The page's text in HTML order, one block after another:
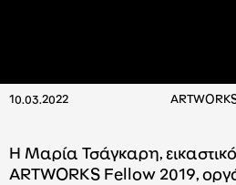
10.03.2022
H Mαρία Τσάγκαρη,
ARTWORKS Fellow 2019,